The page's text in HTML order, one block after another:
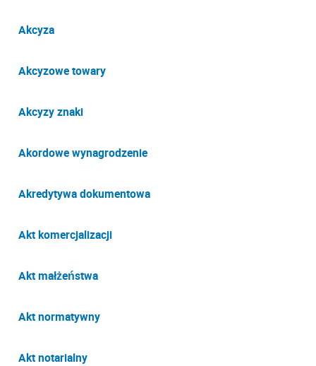
Akcyza
Akcyzowe towary
Akcyzy znaki
Akordowe wynagrodzenie
Akredytywa dokumentowa
Akt komercjalizacji
Akt małżeństwa
Akt normatywny
Akt notarialny